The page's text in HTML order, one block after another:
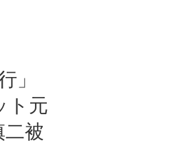
」
ト元
二被